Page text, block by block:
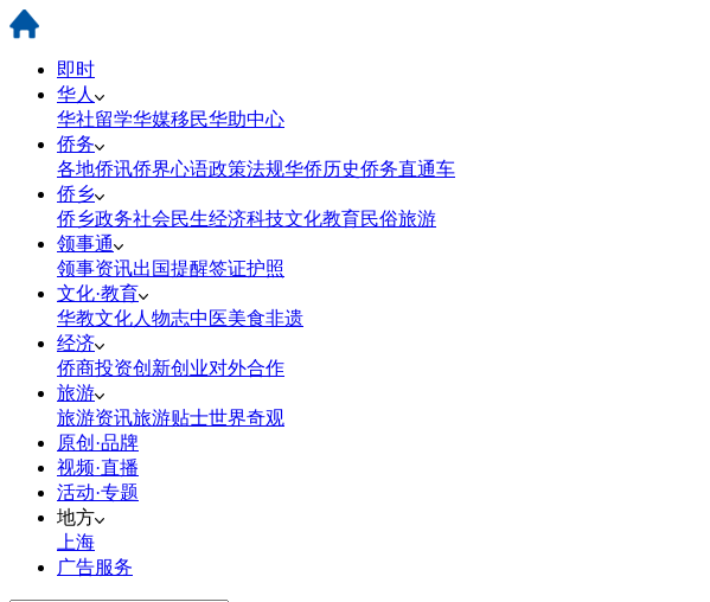
即时
华人
华社留学华媒移民华助中心
侨务
各地侨讯侨界心语政策法规华侨历史侨务直通车
侨乡
侨乡政务社会民生经济科技文化教育民俗旅游
领事通
领事资讯出国提醒签证护照
文化·教育
华教文化人物志中医美食非遗
经济
侨商投资创新创业对外合作
旅游
旅游资讯旅游贴士世界奇观
原创·品牌
视频·直播
活动·专题
地方
上海
广告服务